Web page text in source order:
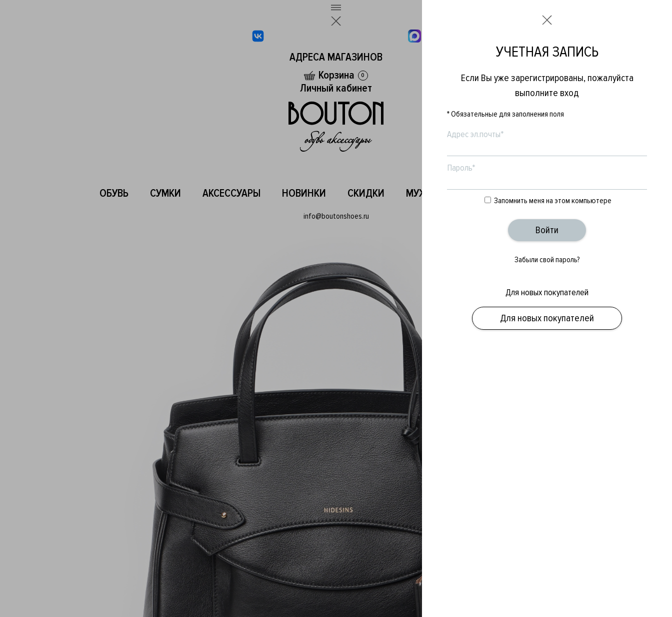
АДРЕСА МАГАЗИНОВ
Корзина
0
Личный кабинет
ОБУВЬ СУМКИ АКСЕССУАРЫ НОВИНКИ СКИДКИ МУЖСКОЕ ЖЕНСКОЕ БРЕНДЫ
info@boutonshoes.ru
УЧЕТНАЯ ЗАПИСЬ
Если Вы уже зарегистрированы, пожалуйста
выполните вход
* Обязательные для заполнения поля
Адрес эл.почты*
Пароль*
Запомнить меня на этом компьютере
Забыли свой пароль?
Для новых покупателей
Для новых покупателей